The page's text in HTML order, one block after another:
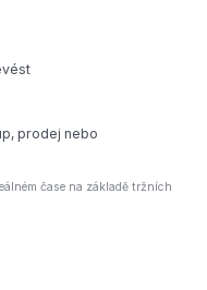
prodej nebo
čase na základě tržních